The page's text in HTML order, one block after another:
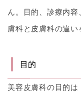
ん。目的、診療内
膚科と皮膚科の違い
目的
美容皮膚科の目的は